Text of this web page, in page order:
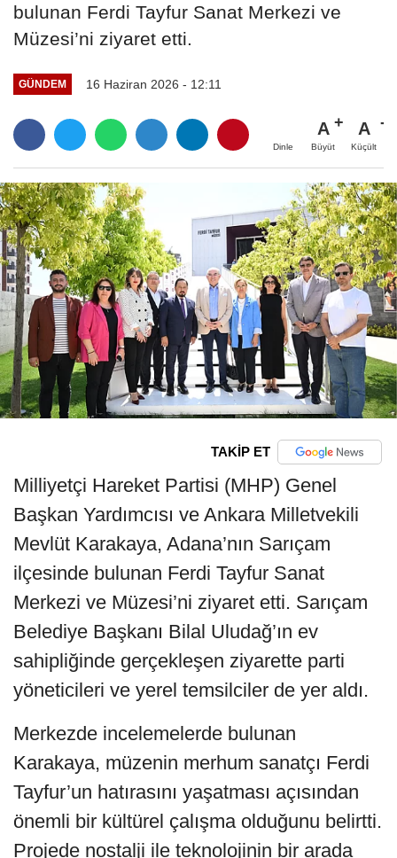
bulunan Ferdi Tayfur Sanat Merkezi ve
Müzesi’ni ziyaret etti.
GÜNDEM 16 Haziran 2026 - 12:11
Dinle
A
Büyüt
A
Küçült
TAKİP ET
Milliyetçi Hareket Partisi (MHP) Genel
Başkan Yardımcısı ve Ankara Milletvekili
Mevlüt Karakaya, Adana’nın Sarıçam
ilçesinde bulunan Ferdi Tayfur Sanat
Merkezi ve Müzesi’ni ziyaret etti. Sarıçam
Belediye Başkanı Bilal Uludağ’ın ev
sahipliğinde gerçekleşen ziyarette parti
yöneticileri ve yerel temsilciler de yer aldı.
Merkezde incelemelerde bulunan
Karakaya, müzenin merhum sanatçı Ferdi
Tayfur’un hatırasını yaşatması açısından
önemli bir kültürel çalışma olduğunu belirtti.
Projede nostalji ile teknolojinin bir arada